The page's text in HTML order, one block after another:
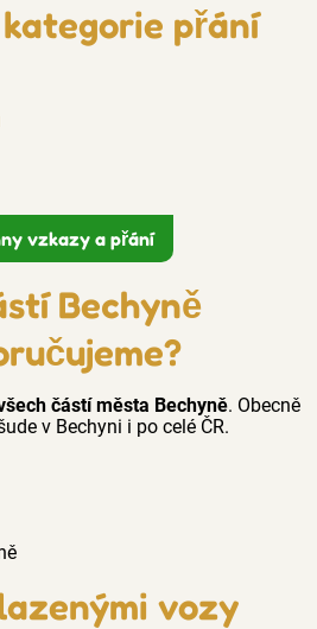
přání
vzkazy a přání
Bechyně
částí města Bechyně. Obecně
v Bechyni i po celé ČR.
vozy